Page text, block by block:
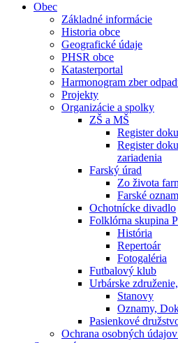
Obec
Základné informácie
Historia obce
Geografické údaje
PHSR obce
Katasterportal
Harmonogram zber
Projekty
Organizácie a spolky
ZŠ a MŠ
Register
Register
zariadenia
Farský úrad
Zo života
Farské
Ochotnícke divadlo
Folklórna skupina
História
Repertoár
Fotogaléria
Futbalový klub
Urbárske
Stanovy
Oznamy,
Pasienkové
Ochrana osobných